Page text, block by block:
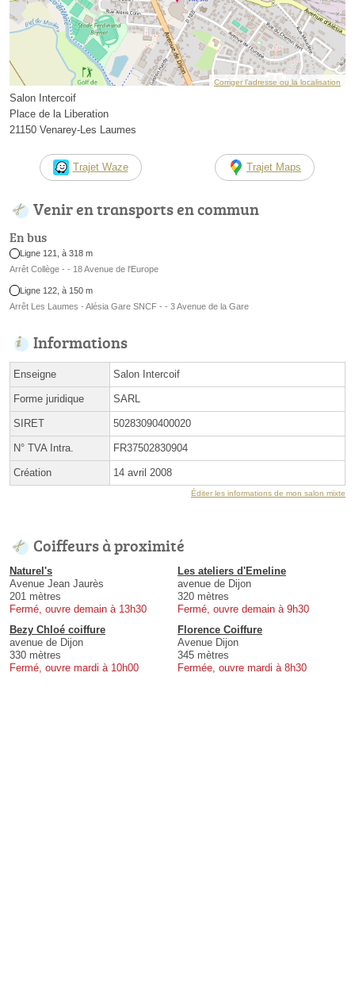
Corriger l’adresse ou la localisation
Salon Intercoif
Place de la Liberation
21150 Venarey-Les Laumes
Trajet Waze Trajet Maps
Venir en transports en commun
En bus
Ligne 121, à 318 m
Arrêt Collège - - 18 Avenue de l'Europe
Ligne 122, à 150 m
Arrêt Les Laumes - Alésia Gare SNCF - - 3 Avenue de la Gare
Informations
Enseigne Salon Intercoif
Forme juridique SARL
SIRET 50283090400020
N° TVA Intra. FR37502830904
Création 14 avril 2008
Éditer les informations de mon salon mixte
Coiffeurs à proximité
Naturel's
Avenue Jean Jaurès
201 mètres
Fermé, ouvre demain à 13h30
Les ateliers d'Emeline
avenue de Dijon
320 mètres
Fermé, ouvre demain à 9h30
Bezy Chloé coiffure
avenue de Dijon
330 mètres
Fermé, ouvre mardi à 10h00
Florence Coiffure
Avenue Dijon
345 mètres
Fermée, ouvre mardi à 8h30